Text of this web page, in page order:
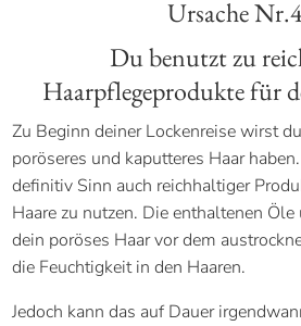
Ursache
Du benutzt zu
Haarpflegeprodukte für
Zu Beginn deiner Lockenreise wirst
poröseres und kaputteres Haar
definitiv Sinn auch reichhaltiger
Haare zu nutzen. Die enthaltenen
dein poröses Haar vor dem
die Feuchtigkeit in den Haaren.
Jedoch kann das auf Dauer